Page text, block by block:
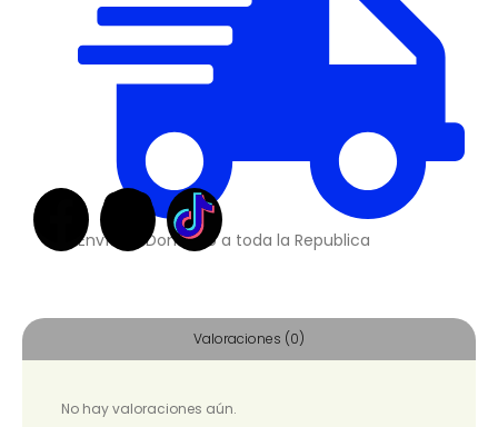
Envíos a Domicilio a toda la Republica
Valoraciones (0)
No hay valoraciones aún.